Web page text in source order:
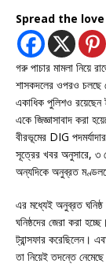
Spread the love
গরু পাচার মামলা নিয়ে
শাসকদলের ওপরও চলছে
একাধিক পুলিশও
একে জিজ্ঞাসাবাদ করা
বীরভূমের DIG
সূত্রের খবর অনুসারে, ৩
অন্যদিকে অনুব্রত
এর মধ্যেই অনুব্রত
ঘনিষ্ঠদের জেরা করা
ট্রান্সফার করেছিলেন।
তা নিয়েই তদন্তে